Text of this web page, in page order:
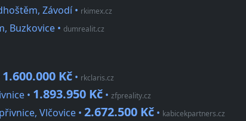
Závodí• rkimex.cz
Buzkovice • dumrealit.cz
1.600.000 Kč • rkclaris.cz
• 1.893.950 Kč • zfpreality.cz
Vlčovice • 2.672.500 Kč • kabicekpartners.cz